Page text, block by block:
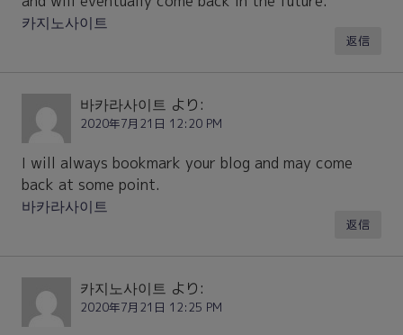
카지노사이트
返信
바카라사이트 より:
2020年7月21日 12:20 PM
I will always bookmark your blog and may come
back at some point.
바카라사이트
返信
카지노사이트 より:
2020年7月21日 12:25 PM